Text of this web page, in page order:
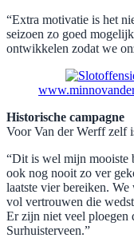
“Extra motivatie is het
seizoen zo goed
ontwikkelen zodat we
Historische campagne
Voor Van der Werff zelf
“Dit is wel mijn mooiste
ook nog nooit zo ver
laatste vier bereiken.
vol vertrouwen die
Er zijn niet veel ploegen
Surhuisterveen.”